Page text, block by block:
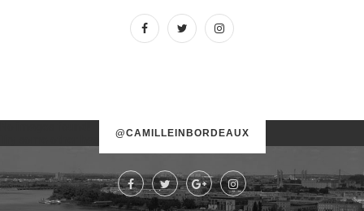
@CAMILLEINBORDEAUX
Try some other hashtag or username